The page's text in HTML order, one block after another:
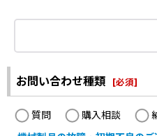
お問い合わせ種類 [必須]
質問 購入相談